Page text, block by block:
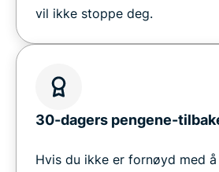
vil ikke stoppe deg.
30-dagers pengene-
Hvis du ikke er fornøyd med å